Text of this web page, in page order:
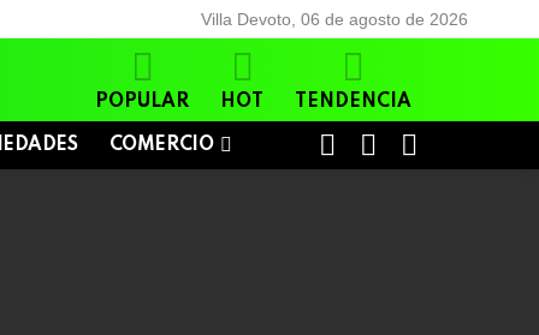
Villa Devoto, 06 de agosto de 2026
POPULAR HOT TENDENCIA
COMERCIO
SWITCH